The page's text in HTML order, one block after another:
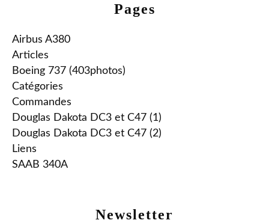
Newsletter
Pages
Airbus A380
Articles
Boeing 737 (403photos)
Catégories
Commandes
Douglas Dakota DC3 et C47 (1)
Douglas Dakota DC3 et C47 (2)
Liens
SAAB 340A